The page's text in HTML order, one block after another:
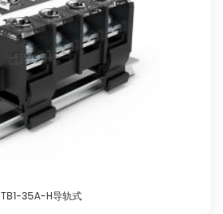
TB1-35A-H导轨式